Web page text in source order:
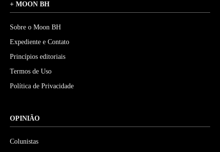
+ MOON BH
Sobre o Moon BH
Expediente e Contato
Princípios editoriais
Termos de Uso
Política de Privacidade
OPINIÃO
Colunistas